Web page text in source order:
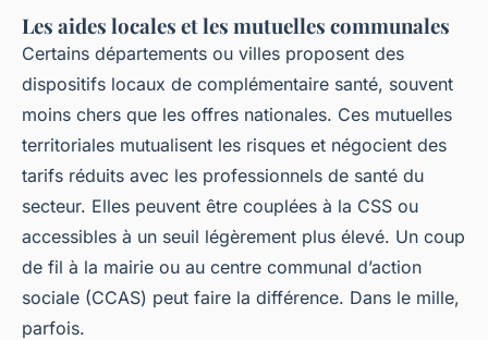
Les aides locales et les mutuelles communales
Certains départements ou villes proposent des
dispositifs locaux de complémentaire santé, souvent
moins chers que les offres nationales. Ces mutuelles
territoriales mutualisent les risques et négocient des
tarifs réduits avec les professionnels de santé du
secteur. Elles peuvent être couplées à la CSS ou
accessibles à un seuil légèrement plus élevé. Un coup
de fil à la mairie ou au centre communal d’action
sociale (CCAS) peut faire la différence. Dans le mille,
parfois.